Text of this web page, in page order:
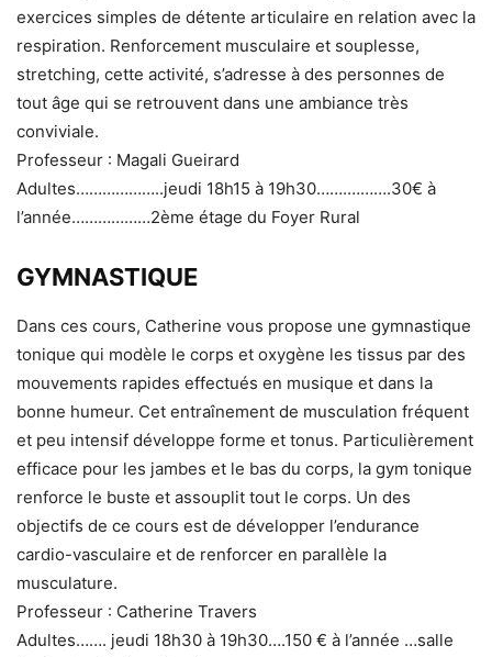
exercices simples de détente articulaire en relation avec la
respiration. Renforcement musculaire et souplesse,
stretching, cette activité, s’adresse à des personnes de
tout âge qui se retrouvent dans une ambiance très
conviviale.
Professeur : Magali Gueirard
Adultes………………..jeudi 18h15 à 19h30…….……….30€ à
l’année………………2ème étage du Foyer Rural
GYMNASTIQUE
Dans ces cours, Catherine vous propose une gymnastique
tonique qui modèle le corps et oxygène les tissus par des
mouvements rapides effectués en musique et dans la
bonne humeur. Cet entraînement de musculation fréquent
et peu intensif développe forme et tonus. Particulièrement
efficace pour les jambes et le bas du corps, la gym tonique
renforce le buste et assouplit tout le corps. Un des
objectifs de ce cours est de développer l’endurance
cardio-vasculaire et de renforcer en parallèle la
musculature.
Professeur : Catherine Travers
Adultes……. jeudi 18h30 à 19h30….150 € à l’année …salle